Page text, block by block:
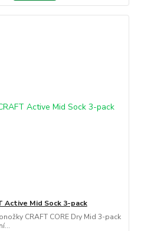
Active Mid Sock 3-pack
CRAFT CORE Dry Mid 3-pack